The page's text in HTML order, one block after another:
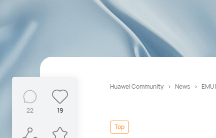
Huawei Community News EMUI
Top
22 19